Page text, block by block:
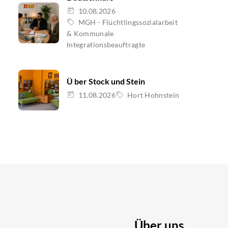
10.08.2026
MGH - Flüchtlingssozialarbeit
& Kommunale
Integrationsbeauftragte
Ü ber Stock und Stein
11.08.2026 Hort Hohnstein